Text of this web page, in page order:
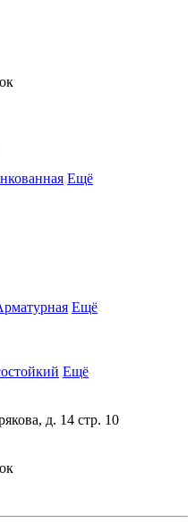
Ещё
Ещё
Ещё
д. 14 стр. 10